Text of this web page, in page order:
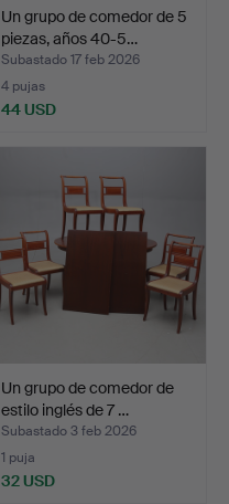
Un grupo de comedor de 5
piezas, años 40-5…
Subastado 17 feb 2026
4 pujas
44 USD
Un grupo de comedor de
estilo inglés de 7 …
Subastado 3 feb 2026
1 puja
32 USD